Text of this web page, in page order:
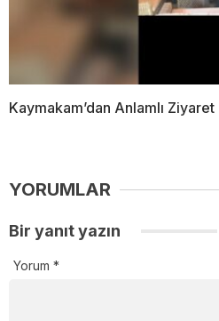
Kaymakam’dan Anlamlı Ziyaret
YORUMLAR
Bir yanıt yazın
Yorum *